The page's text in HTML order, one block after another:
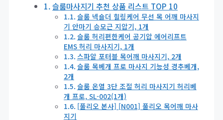
슬룸마사지기 추천 상품 리스트 TOP 10
슬룸 넥숄더 힐링케어 무선 목 어깨 마사지
기 안마기 승모근 지압기, 1개
슬룸 허리편한케어 공기압 에어리프트
EMS 허리 마사지기, 1개
스파알 포터블 목어깨 마사지기, 2개
슬룸 목베개 프로 마사지 기능성 경추베개,
2개
슬룸 온열 3단 조절 허리 마사지기 허리베
개 프로, SL-002(1개)
[풀리오 본사] [N001] 풀리오 목어깨 마사
지기